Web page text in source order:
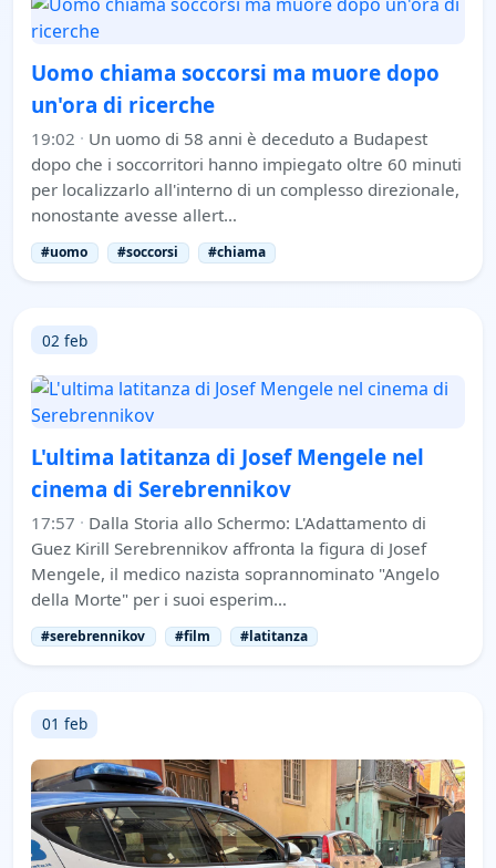
Uomo chiama soccorsi ma muore dopo
un'ora di ricerche
19:02 · Un uomo di 58 anni è deceduto a Budapest
dopo che i soccorritori hanno impiegato oltre 60 minuti
per localizzarlo all'interno di un complesso direzionale,
nonostante avesse allert…
#uomo #soccorsi #chiama
02 feb
L'ultima latitanza di Josef Mengele nel
cinema di Serebrennikov
17:57 · Dalla Storia allo Schermo: L'Adattamento di
Guez Kirill Serebrennikov affronta la figura di Josef
Mengele, il medico nazista soprannominato "Angelo
della Morte" per i suoi esperim…
#serebrennikov #film #latitanza
01 feb